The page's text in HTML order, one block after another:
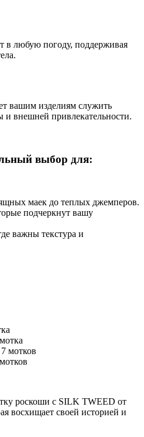
в любую погоду, поддерживая
вашим изделиям служить
и внешней привлекательности.
выбор для:
маек до теплых джемперов.
подчеркнут вашу
важны текстура и
мотков
роскоши с SILK TWEED от
восхищает своей историей и